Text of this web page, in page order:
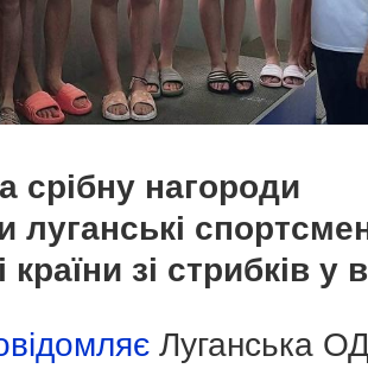
срібну нагороди
луганські
країни зі стрибків у
Луганська